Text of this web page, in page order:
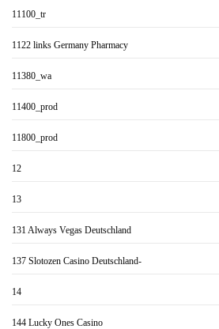
11100_tr
1122 links Germany Pharmacy
11380_wa
11400_prod
11800_prod
12
13
131 Always Vegas Deutschland
137 Slotozen Casino Deutschland-
14
144 Lucky Ones Casino